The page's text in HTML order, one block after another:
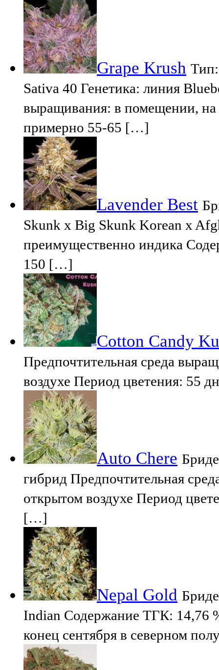
Grape Krush
Sativa 40 Генетика: линия
выращивания: в помещении, на
примерно 55-65 […]
Lavender Best
Skunk x Big Skunk Korean x
преимущественно индика
150 […]
Cotton Candy
Предпочтительная среда
воздухе Период цветения: 55
Auto Chere
гибрид Предпочтительная
открытом воздухе Период
[…]
Nepal Gold
Indian Содержание TГК: 14,76
конец сентября в северном